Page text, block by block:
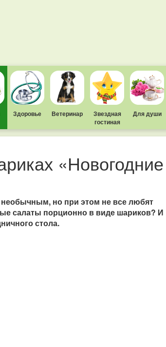
Здоровье Ветеринар
Звездная
гостиная
Для души
«Новогодние
необычным, но при этом не все любят
салаты порционно в виде шариков? И
стола.